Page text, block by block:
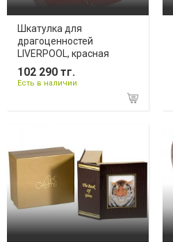
Шкатулка для
драгоценностей
LIVERPOOL, красная
102 290 тг.
Есть в наличии